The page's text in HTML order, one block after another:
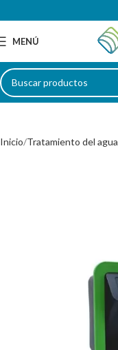
MENÚ
Inicio Tratamiento del agua